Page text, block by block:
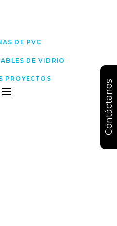
DE PVC
DE VIDRIO
PROYECTOS
Contáctanos